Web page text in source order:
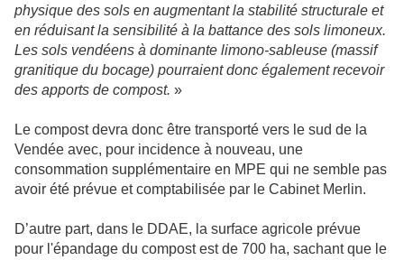
physique des sols en augmentant la stabilité structurale et
en réduisant la sensibilité à la battance des sols limoneux.
Les sols vendéens à dominante limono-sableuse (massif
granitique du bocage) pourraient donc également recevoir
des apports de compost. »
Le compost devra donc être transporté vers le sud de la
Vendée avec, pour incidence à nouveau, une
consommation supplémentaire en MPE qui ne semble pas
avoir été prévue et comptabilisée par le Cabinet Merlin.
D’autre part, dans le DDAE, la surface agricole prévue
pour l'épandage du compost est de 700 ha, sachant que le